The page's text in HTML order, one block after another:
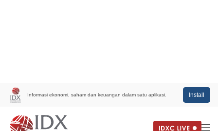
Informasi ekonomi, saham dan keuangan dalam satu aplikasi. Install